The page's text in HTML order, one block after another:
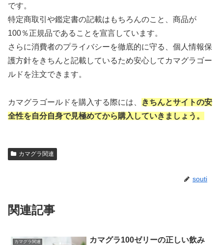
です。
特定商取引や鑑定書の記載はもちろんのこと、商品が
100％正規品であることを宣言しています。
さらに消費者のプライバシーを徹底的に守る、個人情報保
護方針をきちんと記載しているため安心してカマグラゴー
ルドを注文できます。
カマグラゴールドを購入する際には、
きちんとサイトの安
全性を自分自身で見極めてから購入していきましょう。
カマグラ関連
souti
関連記事
カマグラ関連
カマグラ100ゼリーの正しい飲み